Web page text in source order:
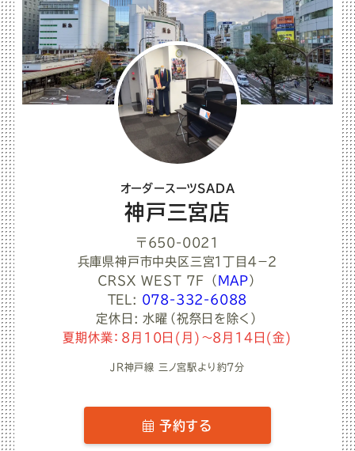
オーダースーツSADA
神戸三宮店
〒650-0021
兵庫県神戸市中央区三宮１丁目４−２
ＣＲＳＸ ＷＥＳＴ 7F
（ MAP ）
TEL: 078-332-6088
定休日: 水曜（祝祭日を除く）
夏期休業：8月10日(月)～8月14日(金)
JR神戸線 三ノ宮駅より約7分
予約する